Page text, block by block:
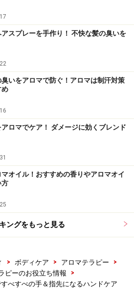
シャルオイル
を調整します。気持ちを安定させ
けます。不安を和らげる香り。
に良いとされます。落ち込みを解
ったら容器に入れて早めに使い
杯
きな香りのもの 1滴
ス容器などにいれて、よくかき混
ます。
要領でオイルを広げながら、肌に
アスプレーを手作り！ 不快な髪の臭いを
臭いをアロマで防ぐ！アロマは制汗対策
め
アロマでケア！ ダメージに効くブレンド
オイル！おすすめの香りやアロマオイ
方
ングをもっと見る
> ボディケア > アロマテラピー
>
ピーのお役立ち情報
>
べすべの手＆指先になるハンドケア